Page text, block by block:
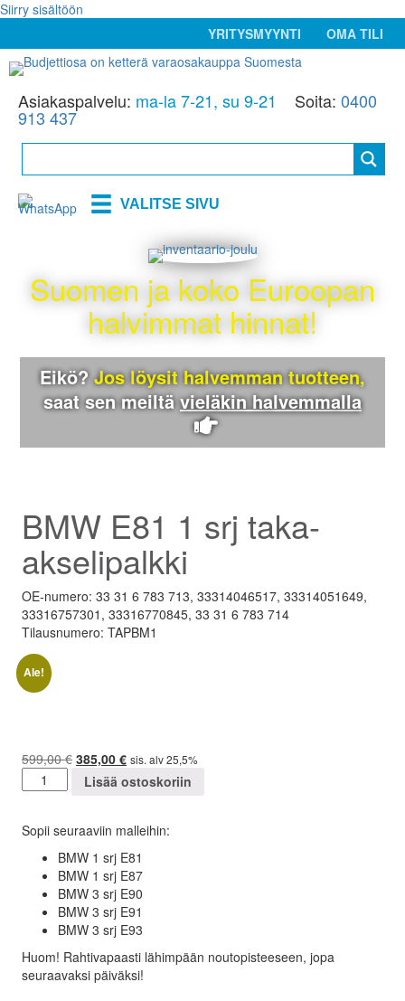
Siirry sisältöön
YRITYSMYYNTI
OMA TILI
Asiakaspalvelu: ma-la 7-21, su 9-21 Soita: 0400
913 437
VALITSE SIVU
Suomen ja koko Euroopan
halvimmat hinnat!
Eikö?Jos löysit halvemman tuotteen,
saat sen meiltävieläkin halvemmalla
BMW E81 1 srj taka-
akselipalkki
OE-numero: 33 31 6 783 713, 33314046517, 33314051649,
33316757301, 33316770845, 33 31 6 783 714
Tilausnumero: TAPBM1
Ale!
599,00€ Alkuperäinen
hinta
385,00 € Nykyinen
hinta
sis. alv 25,5%
BMW
E81
srj
akselipalkki
määrä
Lisää ostoskoriin
Sopii seuraaviin malleihin:
BMW 1 srj E81
BMW 1 srj E87
BMW 3 srj E90
BMW 3 srj E91
BMW 3 srj E93
Huom! Rahtivapaasti lähimpään noutopisteeseen, jopa
seuraavaksi päiväksi!